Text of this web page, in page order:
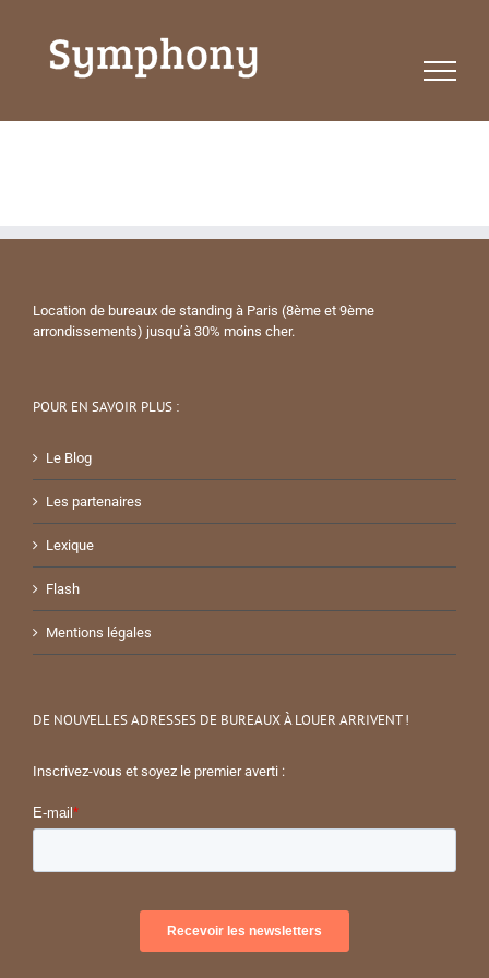
Location de bureaux de standing à Paris (8ème et 9ème
arrondissements) jusqu’à 30% moins cher.
POUR EN SAVOIR PLUS :
Le Blog
Les partenaires
Lexique
Flash
Mentions légales
DE NOUVELLES ADRESSES DE BUREAUX À LOUER ARRIVENT !
Inscrivez-vous et soyez le premier averti :